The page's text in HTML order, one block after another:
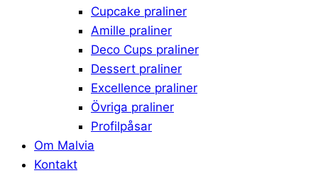
Cupcake praliner
Amille praliner
Deco Cups praliner
Dessert praliner
Excellence praliner
Övriga praliner
Profilpåsar
Om Malvia
Kontakt